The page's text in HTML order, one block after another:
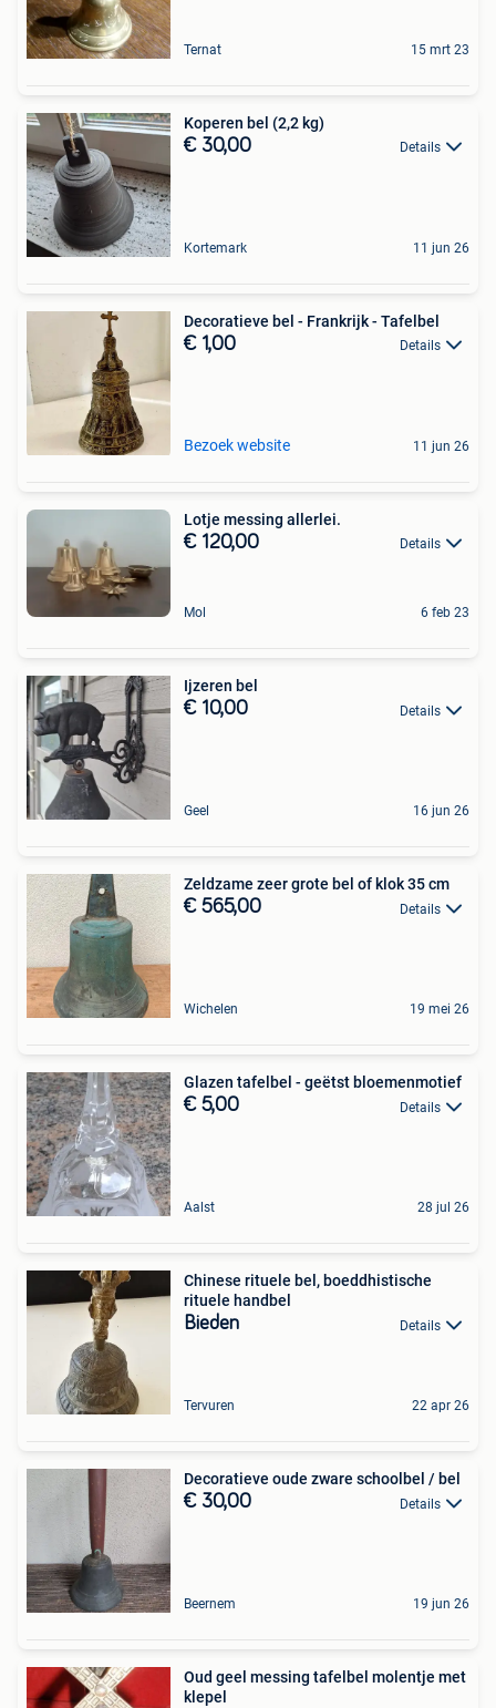
Ternat 15 mrt 23
Koperen bel (2,2 kg)
€ 30,00 Details
Kortemark 11 jun 26
Decoratieve bel - Frankrijk - Tafelbel
€ 1,00 Details
Bezoek website 11 jun 26
Lotje messing allerlei.
€ 120,00 Details
Mol 6 feb 23
Ijzeren bel
€ 10,00 Details
Geel 16 jun 26
Zeldzame zeer grote bel of klok 35 cm
€ 565,00 Details
Wichelen 19 mei 26
Glazen tafelbel - geëtst bloemenmotief
€ 5,00 Details
Aalst 28 jul 26
Chinese rituele bel, boeddhistische
rituele handbel
Bieden Details
Tervuren 22 apr 26
Decoratieve oude zware schoolbel / bel
€ 30,00 Details
Beernem 19 jun 26
Oud geel messing tafelbel molentje met
klepel